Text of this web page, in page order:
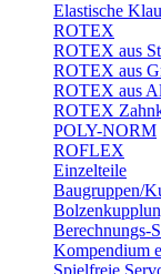
Elastische
ROTEX
ROTEX aus
ROTEX aus
ROTEX aus
ROTEX
POLY-NORM
ROFLEX
Einzelteile
Baugruppen/
Berechnungs-
Kompendium
Spielfreie